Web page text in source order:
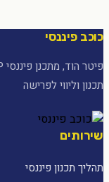
כוכב פיננסי
פיטר הוד, מתכנן פיננסי CFP
תכנון וליווי לפרישה
שירותים
תהליך תכנון פיננסי